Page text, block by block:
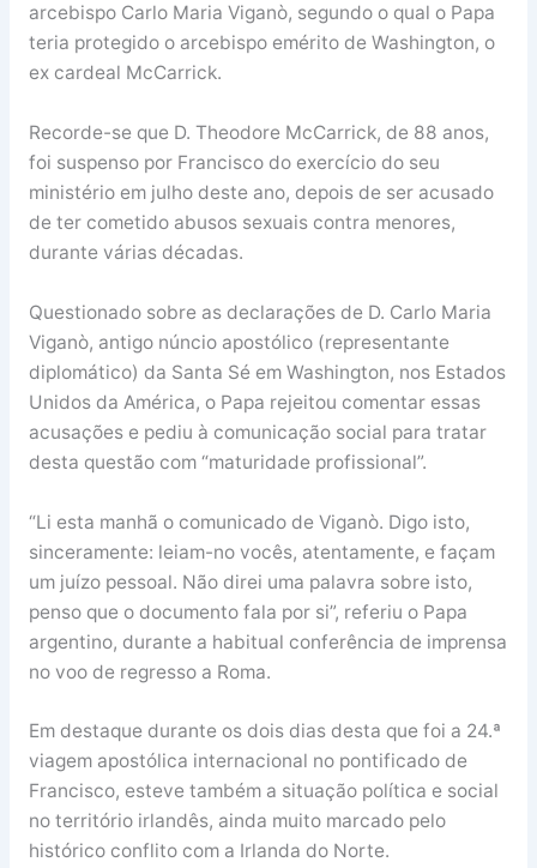
arcebispo Carlo Maria Viganò, segundo o qual o Papa
teria protegido o arcebispo emérito de Washington, o
ex cardeal McCarrick.
Recorde-se que D. Theodore McCarrick, de 88 anos,
foi suspenso por Francisco do exercício do seu
ministério em julho deste ano, depois de ser acusado
de ter cometido abusos sexuais contra menores,
durante várias décadas.
Questionado sobre as declarações de D. Carlo Maria
Viganò, antigo núncio apostólico (representante
diplomático) da Santa Sé em Washington, nos Estados
Unidos da América, o Papa rejeitou comentar essas
acusações e pediu à comunicação social para tratar
desta questão com “maturidade profissional”.
“Li esta manhã o comunicado de Viganò. Digo isto,
sinceramente: leiam-no vocês, atentamente, e façam
um juízo pessoal. Não direi uma palavra sobre isto,
penso que o documento fala por si”, referiu o Papa
argentino, durante a habitual conferência de imprensa
no voo de regresso a Roma.
Em destaque durante os dois dias desta que foi a 24.ª
viagem apostólica internacional no pontificado de
Francisco, esteve também a situação política e social
no território irlandês, ainda muito marcado pelo
histórico conflito com a Irlanda do Norte.